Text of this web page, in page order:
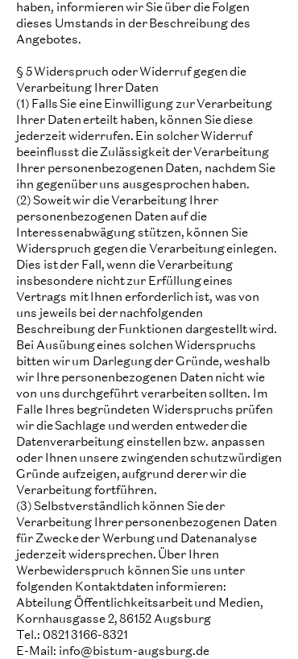
haben, informieren wir Sie über die Folgen
dieses Umstands in der Beschreibung des
Angebotes.
§ 5 Widerspruch oder Widerruf gegen die
Verarbeitung Ihrer Daten
(1) Falls Sie eine Einwilligung zur Verarbeitung
Ihrer Daten erteilt haben, können Sie diese
jederzeit widerrufen. Ein solcher Widerruf
beeinflusst die Zulässigkeit der Verarbeitung
Ihrer personenbezogenen Daten, nachdem Sie
ihn gegenüber uns ausgesprochen haben.
(2) Soweit wir die Verarbeitung Ihrer
personenbezogenen Daten auf die
Interessenabwägung stützen, können Sie
Widerspruch gegen die Verarbeitung einlegen.
Dies ist der Fall, wenn die Verarbeitung
insbesondere nicht zur Erfüllung eines
Vertrags mit Ihnen erforderlich ist, was von
uns jeweils bei der nachfolgenden
Beschreibung der Funktionen dargestellt wird.
Bei Ausübung eines solchen Widerspruchs
bitten wir um Darlegung der Gründe, weshalb
wir Ihre personenbezogenen Daten nicht wie
von uns durchgeführt verarbeiten sollten. Im
Falle Ihres begründeten Widerspruchs prüfen
wir die Sachlage und werden entweder die
Datenverarbeitung einstellen bzw. anpassen
oder Ihnen unsere zwingenden schutzwürdigen
Gründe aufzeigen, aufgrund derer wir die
Verarbeitung fortführen.
(3) Selbstverständlich können Sie der
Verarbeitung Ihrer personenbezogenen Daten
für Zwecke der Werbung und Datenanalyse
jederzeit widersprechen. Über Ihren
Werbewiderspruch können Sie uns unter
folgenden Kontaktdaten informieren:
Abteilung Öffentlichkeitsarbeit und Medien,
Kornhausgasse 2, 86152 Augsburg
Tel.: 0821 3166-8321
E-Mail: info@bistum-augsburg.de